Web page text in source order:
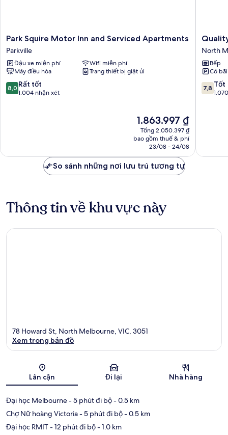
Park
Squire
Motor
Inn
and
Serviced
Apartments
Park Squire Motor Inn and Serviced Apartments
Parkville
Đậu xe miễn phí
Wifi miễn phí
Máy điều hòa
Trang thiết bị giặt ủi
8.0
trên
8,0 Rất tốt
1.004 nhận xét
Giá
hiện
tại
1.863.997 ₫
1.863.997 ₫
Tổng 2.050.397 ₫
bao gồm thuế & phí
23/08 - 24/08
Quality
North
North
North
Bếp
Có
7.8
trên
7,8 Tốt
So sánh những nơi lưu trú tương tự
Thông tin về khu vực này
Bản đồ
78 Howard St, North Melbourne, VIC, 3051
Xem trong bản đồ
Lân cận Đi lại Nhà hàng
Đại học Melbourne- 5 phút đi bộ- 0.5 km
Chợ Nữ hoàng Victoria- 5 phút đi bộ- 0.5 km
Đại học RMIT- 12 phút đi bộ- 1.0 km